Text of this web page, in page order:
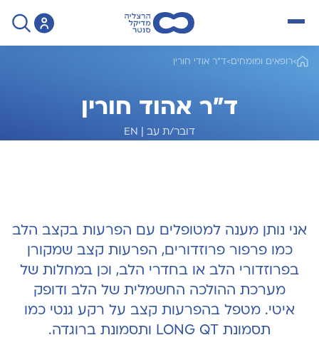
>רופאים ומומחים>ד"ר אודי חורין
ד"ר אהוד חורין
דובר/ת עב |
EN
אני נותן מענה למטופלים עם הפרעות בקצב הלב
כמו פרפור פרוזדורים, הפרעות קצב שמקורן
בפרוזדורי הלב או בחדרי הלב, וכן במחלות של
מערכת ההולכה החשמלית של הלב ודופק
איטי. מטפל בהפרעות קצב על רקע גנטי כמו
תסמונת LONG QT ותסמונת ברוגדה.